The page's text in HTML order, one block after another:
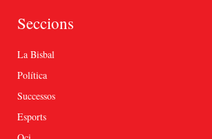
Seccions
La Bisbal
Política
Successos
Esports